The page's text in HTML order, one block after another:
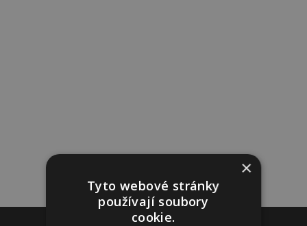
Reklama
×
Tyto webové stránky
používají soubory
cookie.